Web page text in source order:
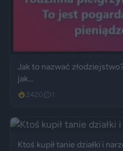
Jak to nazwać
jak...
2420 1
Ktoś kupił tanie działki i